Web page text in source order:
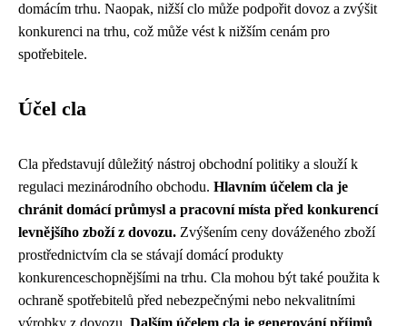
domácím trhu. Naopak, nižší clo může podpořit dovoz a zvýšit
konkurenci na trhu, což může vést k nižším cenám pro
spotřebitele.
Účel cla
Cla představují důležitý nástroj obchodní politiky a slouží k
regulaci mezinárodního obchodu. Hlavním účelem cla je
chránit domácí průmysl a pracovní místa před konkurencí
levnějšího zboží z dovozu. Zvýšením ceny dováženého zboží
prostřednictvím cla se stávají domácí produkty
konkurenceschopnějšími na trhu. Cla mohou být také použita k
ochraně spotřebitelů před nebezpečnými nebo nekvalitními
výrobky z dovozu. Dalším účelem cla je generování příjmů